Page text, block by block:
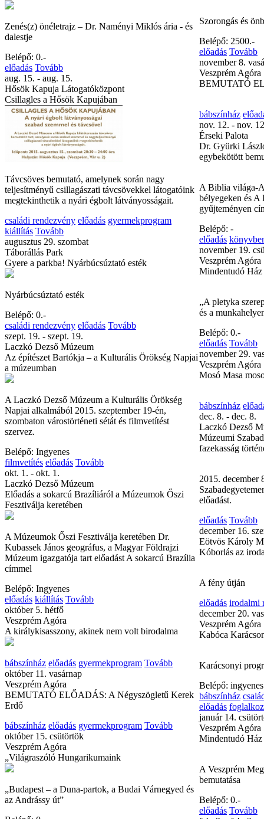
Zenés(z) önéletrajz – Dr. Naményi Miklós ária - és
dalestje
Belépő: 0.-
előadás Tovább
aug. 15. - aug. 15.
Hősök Kapuja Látogatóközpont
Csillagles a Hősök Kapujában
Távcsöves bemutató, amelynek során nagy
teljesítményű csillagászati távcsövekkel látogatóink
megtekinthetik a nyári égbolt látványosságait.
családi rendezvény előadás gyermekprogram
kiállítás Tovább
augusztus 29. szombat
Táborállás Park
Gyere a parkba! Nyárbúcsúztató esték
Nyárbúcsúztató esték
Belépő: 0.-
családi rendezvény előadás Tovább
szept. 19. - szept. 19.
Laczkó Dezső Múzeum
Az építészet Bartókja – a Kulturális Örökség Napjai
a múzeumban
A Laczkó Dezső Múzeum a Kulturális Örökség
Napjai alkalmából 2015. szeptember 19-én,
szombaton várostörténeti sétát és filmvetítést
szervez.
Belépő: Ingyenes
filmvetítés előadás Tovább
okt. 1. - okt. 1.
Laczkó Dezső Múzeum
Előadás a sokarcú Brazíliáról a Múzeumok Őszi
Fesztiválja keretében
A Múzeumok Őszi Fesztiválja keretében Dr.
Kubassek János geográfus, a Magyar Földrajzi
Múzeum igazgatója tart előadást A sokarcú Brazília
címmel
Belépő: Ingyenes
előadás kiállítás Tovább
október 5. hétfő
Veszprém Agóra
A királykisasszony, akinek nem volt birodalma
bábszínház előadás gyermekprogram Tovább
október 11. vasárnap
Veszprém Agóra
BEMUTATÓ ELŐADÁS: A Négyszögletű Kerek
Erdő
bábszínház előadás gyermekprogram Tovább
október 15. csütörtök
Veszprém Agóra
„Világraszóló Hungarikumaink
„Budapest – a Duna-partok, a Budai Várnegyed és
az Andrássy út”
Szorongás és
Belépő: 2500.-
előadás Tovább
november 8.
Veszprém Agóra
BEMUTATÓ
bábszínház
nov. 12. - nov.
Érseki Palota
Dr. Gyürki
egybekötött
A Biblia világa-
bélyegeken és
gyűjteményen
Belépő: -
előadás
november 19.
Veszprém Agóra
Mindentudó Ház
„A pletyka
és a
Belépő: 0.-
előadás Tovább
november 29.
Veszprém Agóra
Mosó Masa
bábszínház
dec. 8. - dec. 8.
Laczkó Dezső
Múzeumi
fazekasság
2015. december
előadást.
előadás Tovább
december 16.
Eötvös Károly
Kóborlás az
A fény útján
előadás irodalmi
december 20.
Veszprém Agóra
Kabóca
Karácsonyi
Belépő: ingyenes
bábszínház
előadás
január 14.
Veszprém Agóra
Mindentudó Ház
A Veszprém
bemutatása
Belépő: 0.-
előadás Tovább